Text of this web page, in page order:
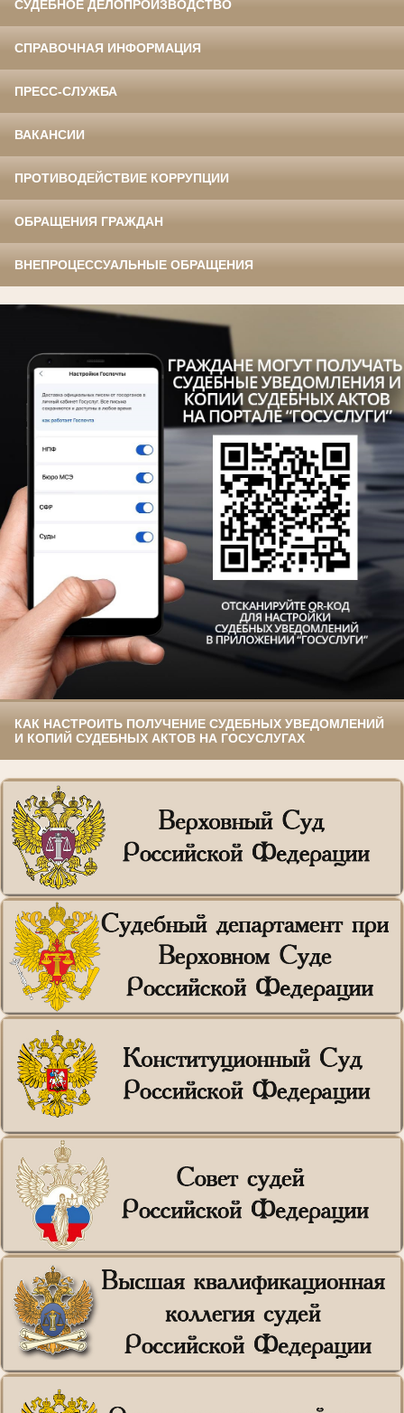
СУДЕБНОЕ ДЕЛОПРОИЗВОДСТВО
СПРАВОЧНАЯ ИНФОРМАЦИЯ
ПРЕСС-СЛУЖБА
ВАКАНСИИ
ПРОТИВОДЕЙСТВИЕ КОРРУПЦИИ
ОБРАЩЕНИЯ ГРАЖДАН
ВНЕПРОЦЕССУАЛЬНЫЕ ОБРАЩЕНИЯ
КАК НАСТРОИТЬ ПОЛУЧЕНИЕ СУДЕБНЫХ УВЕДОМЛЕНИЙ
И КОПИЙ СУДЕБНЫХ АКТОВ НА ГОСУСЛУГАХ